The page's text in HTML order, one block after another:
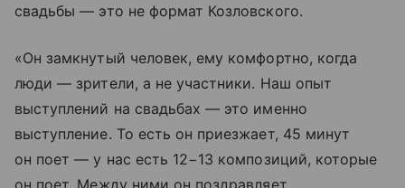
свадьбы — это не формат Козловского.
«Он замкнутый человек, ему комфортно, когда
люди — зрители, а не участники. Наш опыт
выступлений на свадьбах — это именно
выступление. То есть он приезжает, 45 минут
он поет — у нас есть 12−13 композиций, которые
он поет. Между ними он поздравляет,